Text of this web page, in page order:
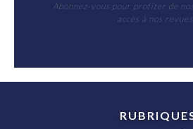
Abonnez-vous pour profiter de
accès à nos